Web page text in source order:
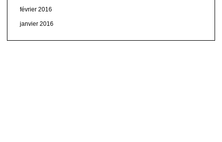
février 2016
janvier 2016